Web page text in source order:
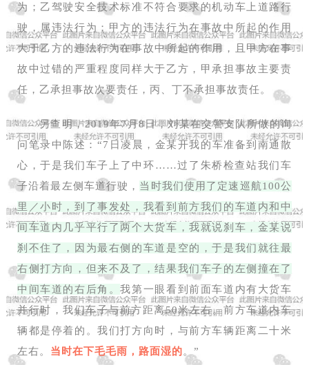
为；乙驾驶安全技术标准不符合要求的机动车上道路行
驶，属违法行为；甲方的违法行为在事故中所起的作用
大于乙方的违法行为在事故中所起的作用，且甲方在事
故中过错的严重程度同样大于乙方，甲承担事故主要责
任，乙承担事故次要责任，丙、丁不承担事故责任。
另查明，2019年7月8日，刘某在交警支队所做的询
问笔录中陈述：“7日凌晨，金某开我的车准备到南通散
心，于是我们车子上了中环……过了朱桥检查站我们车
子沿着最左侧车道行驶， 当时我们使用了定速巡航100公
里／小时，到了事发处，我看到前方我们的车道内和中
间车道内几乎平行了两个大货车，我就说刹车，金某说
刹不住了，因为最右侧的车道是空的，于是我们就往最
右侧打方向，但来不及了，结果我们车子的左侧撞在了
中间车道的右后角。我第一眼看到前面车道内有大货车
并行时，我们车子与前方距离50米左右。前方车道内车
辆都是停着的。我们打方向时，与前方车辆距离二十米
左右。 当时在下毛毛雨，路面湿的。”